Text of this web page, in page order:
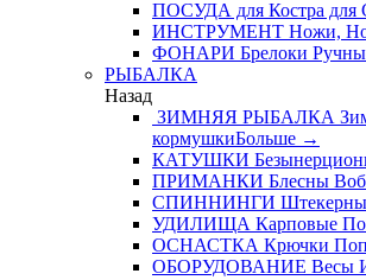
ПОСУДА для Костра для
ИНСТРУМЕНТ Ножи,
ФОНАРИ Брелоки
РЫБАЛКА
Назад
ЗИМНЯЯ РЫБАЛКА
кормушкиБольше →
КАТУШКИ
ПРИМАНКИ Блесны
СПИННИНГИ
УДИЛИЩА Карповые
ОСНАСТКА Крючки
ОБОРУДОВАНИЕ Весы